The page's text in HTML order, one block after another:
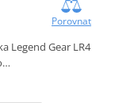
Porovnat
Legend Gear LR4